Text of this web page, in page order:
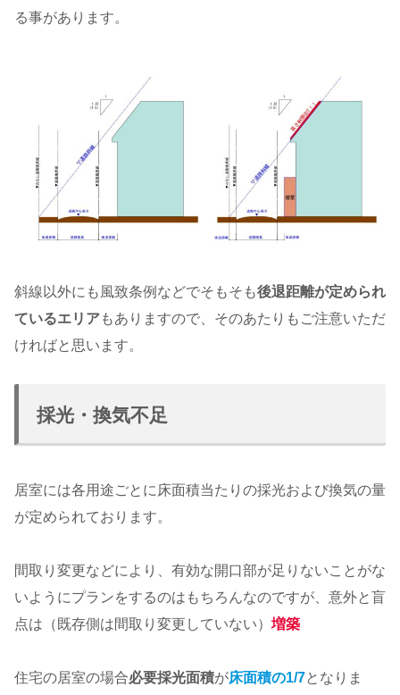
る事があります。
斜線以外にも風致条例などでそもそも後退距離が定められ
ているエリアもありますので、そのあたりもご注意いただ
ければと思います。
採光・換気不足
居室には各用途ごとに床面積当たりの採光および換気の量
が定められております。
間取り変更などにより、有効な開口部が足りないことがな
いようにプランをするのはもちろんなのですが、意外と盲
点は（既存側は間取り変更していない） 増築
住宅の居室の場合必要採光面積が床面積の1/7となりま